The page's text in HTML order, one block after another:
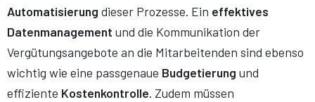
Automatisierung dieser Prozesse. Ein effektives
Datenmanagement und die Kommunikation der
Vergütungsangebote an die Mitarbeitenden sind ebenso
wichtig wie eine passgenaue Budgetierung und
effiziente Kostenkontrolle. Zudem müssen